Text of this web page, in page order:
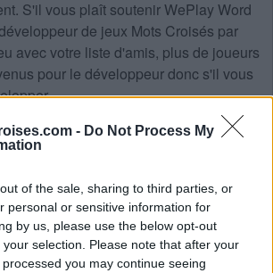
- Do Not Process My
of the sale, sharing to third parties, or
personal or sensitive information for
by us, please use the below opt-out
selection. Please note that after your
you may continue seeing
S'il vous plaît soutenir WePlay Word
de jeux Mots Croisés par
avec votre liste d'amis, plus de joueurs
pour le développeur donc s'il vous